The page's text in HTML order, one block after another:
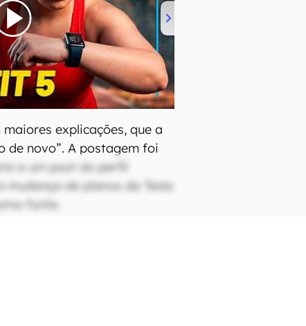
explicações, que a
de novo”. A postagem foi
a um post do perfil
mudança de planos da Tesla
fonte.